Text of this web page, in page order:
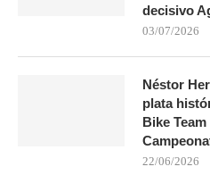
decisivo
03/07/2026
Néstor
plata
Bike
22/06/2026